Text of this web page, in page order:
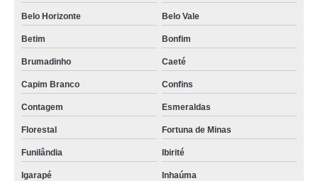
Belo Horizonte Belo Vale
Betim Bonfim
Brumadinho Caeté
Capim Branco Confins
Contagem Esmeraldas
Florestal Fortuna de Minas
Funilândia Ibirité
Igarapé Inhaúma